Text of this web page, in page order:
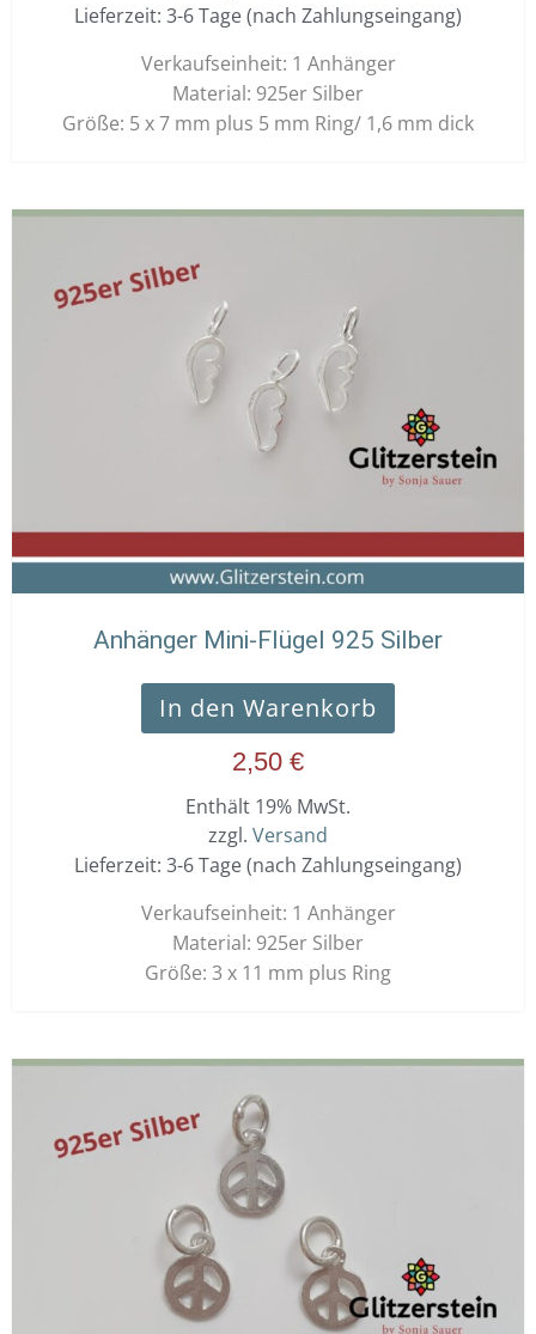
Lieferzeit: 3-6 Tage (nach Zahlungseingang)
Verkaufseinheit: 1 Anhänger
Material: 925er Silber
Größe: 5 x 7 mm plus 5 mm Ring/ 1,6 mm dick
Anhänger Mini-Flügel 925 Silber
In den Warenkorb
2,50 €
Enthält 19% MwSt.
zzgl. Versand
Lieferzeit: 3-6 Tage (nach Zahlungseingang)
Verkaufseinheit: 1 Anhänger
Material: 925er Silber
Größe: 3 x 11 mm plus Ring